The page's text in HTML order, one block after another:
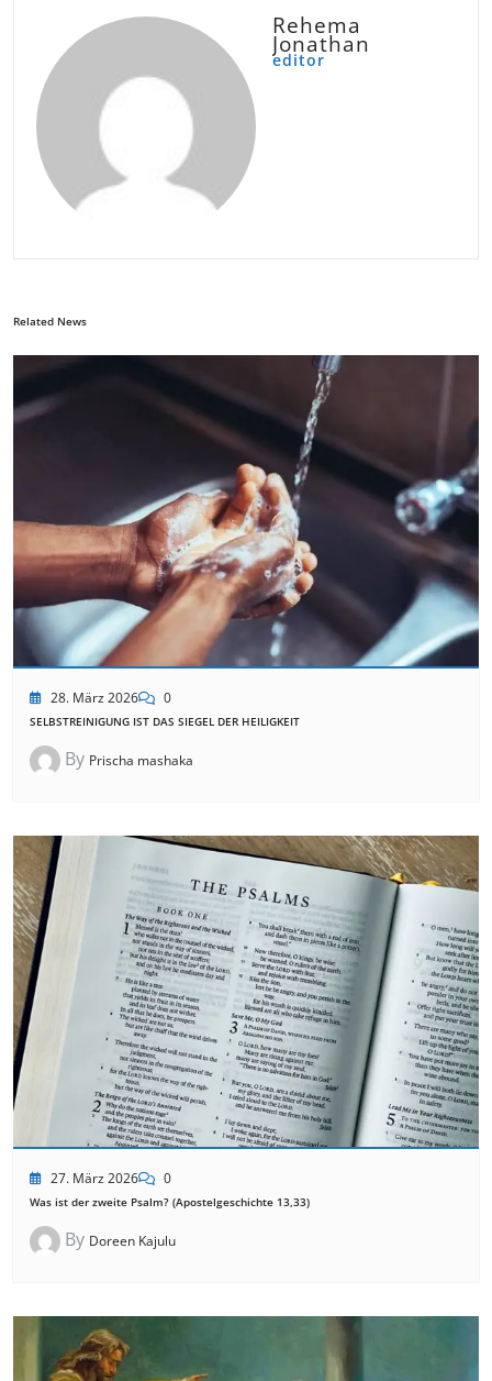
Rehema
Jonathan
editor
Related News
28. März 2026 0
SELBSTREINIGUNG IST DAS SIEGEL DER HEILIGKEIT
By Prischa mashaka
27. März 2026 0
Was ist der zweite Psalm? (Apostelgeschichte 13,33)
By Doreen Kajulu